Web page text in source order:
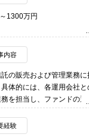
1300万円
内容
の販売および管理業務に
体的には、各運用会社と
務を担当し、ファンドの選
中心に、一部プロモーシ
（キャンペーン企画やウェ
ツの作成など）にも関わ
経験